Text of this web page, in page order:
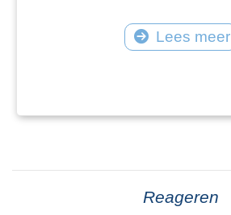
Lees meer
Reageren